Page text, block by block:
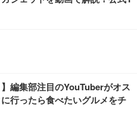
】編集部注目のYouTuberがオス
行ったら食べたいグルメをチ